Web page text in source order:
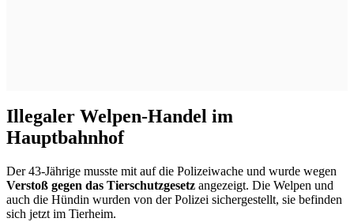
Illegaler Welpen-Handel im
Hauptbahnhof
Der 43-Jährige musste mit auf die Polizeiwache und wurde wegen
Verstoß gegen das Tierschutzgesetz angezeigt. Die Welpen und
auch die Hündin wurden von der Polizei sichergestellt, sie befinden
sich jetzt im Tierheim.